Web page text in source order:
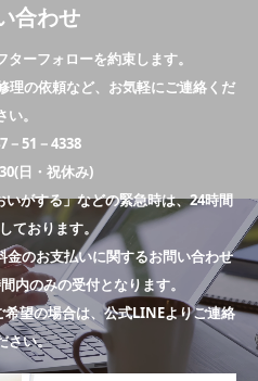
合わせ
ーフォローを約束します。
理の依頼など、お気軽にご連絡くだ
い。
－51－4338
日・祝休み)
がする」などの緊急時は、24時間
ております。
のお支払いに関するお問い合わせ
内のみの受付となります。
望の場合は、公式LINEよりご連絡
さい。